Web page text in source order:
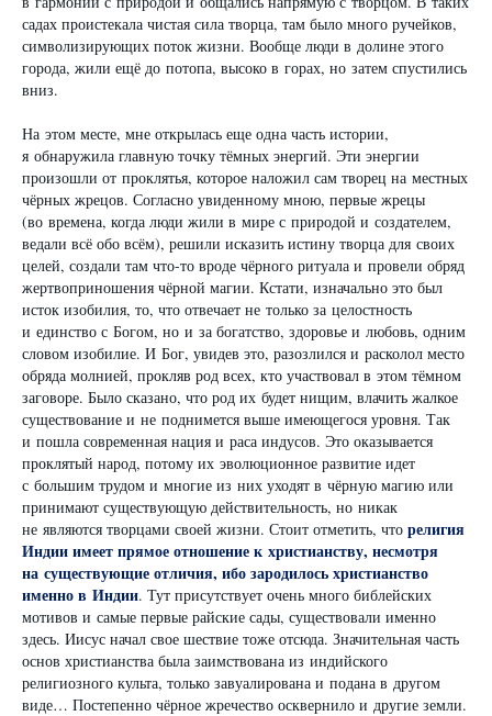
садах проистекала чистая сила творца, там было много ручейков,
символизирующих поток жизни. Вообще люди в долине этого
города, жили ещё до потопа, высоко в горах, но затем спустились
вниз.
На этом месте, мне открылась еще одна часть истории,
я обнаружила главную точку тёмных энергий. Эти энергии
произошли от проклятья, которое наложил сам творец на местных
чёрных жрецов. Согласно увиденному мною, первые жрецы
(во времена, когда люди жили в мире с природой и создателем,
ведали всё обо всём), решили исказить истину творца для своих
целей, создали там что-то вроде чёрного ритуала и провели обряд
жертвоприношения чёрной магии. Кстати, изначально это был
исток изобилия, то, что отвечает не только за целостность
и единство с Богом, но и за богатство, здоровье и любовь, одним
словом изобилие. И Бог, увидев это, разозлился и расколол место
обряда молнией, прокляв род всех, кто участвовал в этом тёмном
заговоре. Было сказано, что род их будет нищим, влачить жалкое
существование и не поднимется выше имеющегося уровня. Так
и пошла современная нация и раса индусов. Это оказывается
проклятый народ, потому их эволюционное развитие идет
с большим трудом и многие из них уходят в чёрную магию или
принимают существующую действительность, но никак
не являются творцами своей жизни. Стоит отметить, что религия
Индии имеет прямое отношение к христианству, несмотря
на существующие отличия, ибо зародилось христианство
именно в Индии. Тут присутствует очень много библейских
мотивов и самые первые райские сады, существовали именно
здесь. Иисус начал свое шествие тоже отсюда. Значительная часть
основ христианства была заимствована из индийского
религиозного культа, только завуалирована и подана в другом
виде… Постепенно чёрное жречество осквернило и другие земли.